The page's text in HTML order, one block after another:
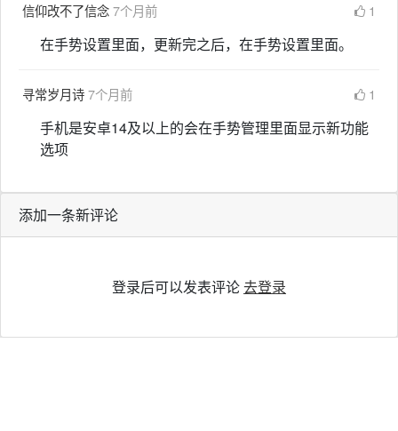
信仰改不了信念7个月前 1
在手势设置里面，更新完之后，在手势设置里面。
寻常岁月诗7个月前 1
手机是安卓14及以上的会在手势管理里面显示新功能
选项
添加一条新评论
登录后可以发表评论去登录